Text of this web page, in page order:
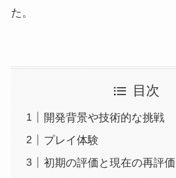
た。
目次
開発背景や技術的な挑戦
プレイ体験
初期の評価と現在の再評価